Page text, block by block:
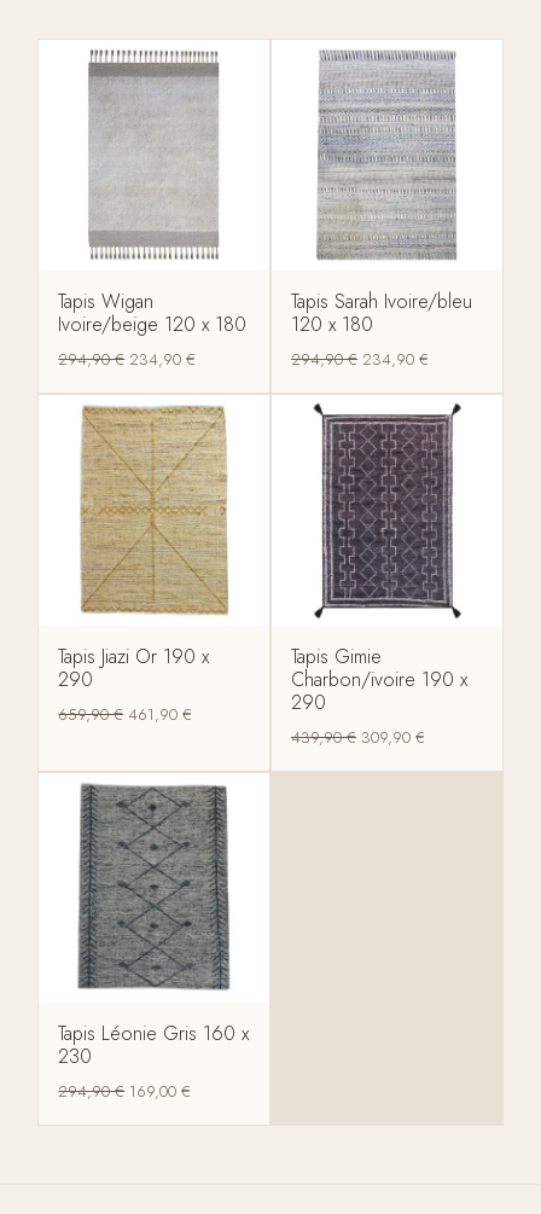
Tapis Wigan
Ivoire/beige 120 x 180
294,90€ 234,90€
Tapis Sarah Ivoire/bleu
120 x 180
294,90€ 234,90 €
Tapis Jiazi Or 190 x
290
659,90€ 461,90€
Tapis Gimie
Charbon/ivoire 190 x
290
439,90€ 309,90 €
Tapis Léonie Gris 160 x
230
294,90€ 169,00€